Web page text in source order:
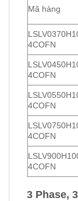
Mã hàng
4COFN
4COFN
4COFN
4COFN
4COFN
3 Phase,